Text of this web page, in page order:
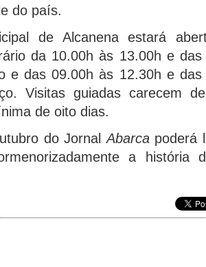
do país.
de Alcanena estará
da 10.00h às 13.00h e
e das 09.00h às 12.30h e
Visitas guiadas carecem
de oito dias.
do JornalAbarcapoderá
a história